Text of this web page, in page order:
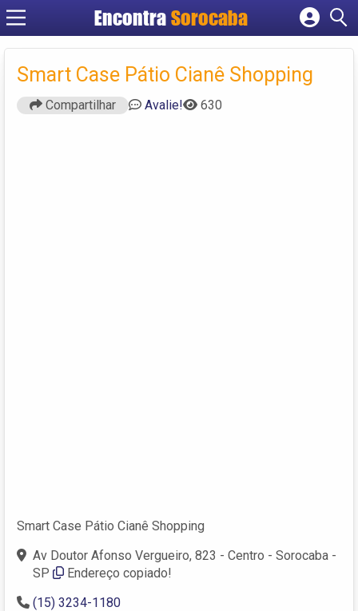
EncontraSorocaba
Cadastrar empresa
Criar conta
Smart Case Pátio Cianê Shopping
Compartilhar Avalie! 630
Smart Case Pátio Cianê Shopping
Av Doutor Afonso Vergueiro, 823 - Centro - Sorocaba -
SP
Endereço copiado!
(15) 3234-1180